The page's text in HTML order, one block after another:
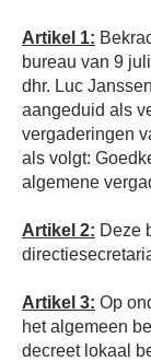
Artikel 1:
bureau van 9
dhr. Luc
aangeduid als
vergaderingen
als volgt:
algemene
Artikel 2: Deze
Artikel 3: Op
het algemeen
decreet lokaal